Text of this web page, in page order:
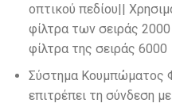
οπτικού πεδίου||
φίλτρα των σειράς
φίλτρα της σειράς 6000
Σύστημα Κουμπώματος
επιτρέπει τη σύνδεση